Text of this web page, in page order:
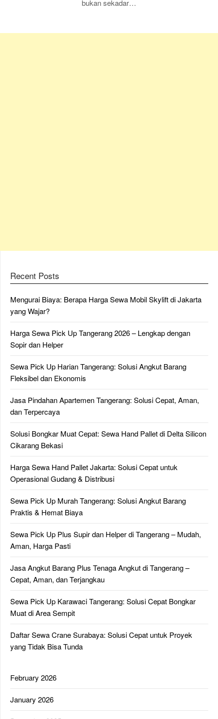
bukan sekadar…
Recent Posts
Mengurai Biaya: Berapa Harga Sewa Mobil Skylift di Jakarta
yang Wajar?
Harga Sewa Pick Up Tangerang 2026 – Lengkap dengan
Sopir dan Helper
Sewa Pick Up Harian Tangerang: Solusi Angkut Barang
Fleksibel dan Ekonomis
Jasa Pindahan Apartemen Tangerang: Solusi Cepat, Aman,
dan Terpercaya
Solusi Bongkar Muat Cepat: Sewa Hand Pallet di Delta Silicon
Cikarang Bekasi
Harga Sewa Hand Pallet Jakarta: Solusi Cepat untuk
Operasional Gudang & Distribusi
Sewa Pick Up Murah Tangerang: Solusi Angkut Barang
Praktis & Hemat Biaya
Sewa Pick Up Plus Supir dan Helper di Tangerang – Mudah,
Aman, Harga Pasti
Jasa Angkut Barang Plus Tenaga Angkut di Tangerang –
Cepat, Aman, dan Terjangkau
Sewa Pick Up Karawaci Tangerang: Solusi Cepat Bongkar
Muat di Area Sempit
Daftar Sewa Crane Surabaya: Solusi Cepat untuk Proyek
yang Tidak Bisa Tunda
February 2026
January 2026